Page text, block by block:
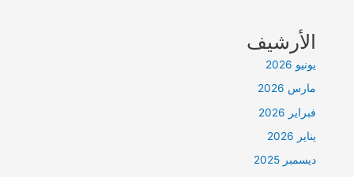
الأرشيف
يونيو 2026
مارس 2026
فبراير 2026
يناير 2026
ديسمبر 2025